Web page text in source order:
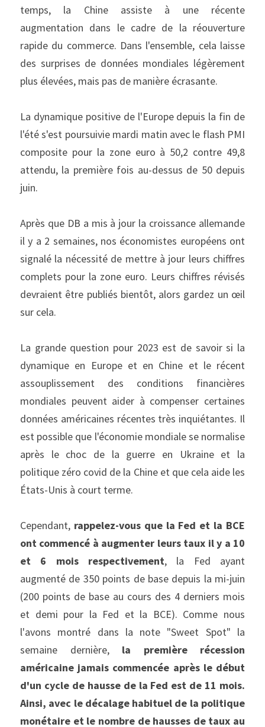
temps, la Chine assiste à une récente
augmentation dans le cadre de la réouverture
rapide du commerce. Dans l'ensemble, cela laisse
des surprises de données mondiales légèrement
plus élevées, mais pas de manière écrasante.
La dynamique positive de l'Europe depuis la fin de
l'été s'est poursuivie mardi matin avec le flash PMI
composite pour la zone euro à 50,2 contre 49,8
attendu, la première fois au-dessus de 50 depuis
juin.
Après que DB a mis à jour la croissance allemande
il y a 2 semaines, nos économistes européens ont
signalé la nécessité de mettre à jour leurs chiffres
complets pour la zone euro. Leurs chiffres révisés
devraient être publiés bientôt, alors gardez un œil
sur cela.
La grande question pour 2023 est de savoir si la
dynamique en Europe et en Chine et le récent
assouplissement des conditions financières
mondiales peuvent aider à compenser certaines
données américaines récentes très inquiétantes. Il
est possible que l'économie mondiale se normalise
après le choc de la guerre en Ukraine et la
politique zéro covid de la Chine et que cela aide les
États-Unis à court terme.
Cependant, rappelez-vous que la Fed et la BCE
ont commencé à augmenter leurs taux il y a 10
et 6 mois respectivement, la Fed ayant
augmenté de 350 points de base depuis la mi-juin
(200 points de base au cours des 4 derniers mois
et demi pour la Fed et la BCE). Comme nous
l'avons montré dans la note "Sweet Spot" la
semaine dernière, la première récession
américaine jamais commencée après le début
d'un cycle de hausse de la Fed est de 11 mois.
Ainsi, avec le décalage habituel de la politique
monétaire et le nombre de hausses de taux au